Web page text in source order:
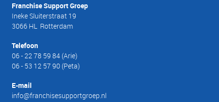
Franchise Support Groep
Ineke Sluiterstraat 19
3066 HL Rotterdam
Telefoon
06 - 22 78 59 84 (Arie)
06 - 53 12 57 90 (Peta)
E-mail
info@franchisesupportgroep.nl